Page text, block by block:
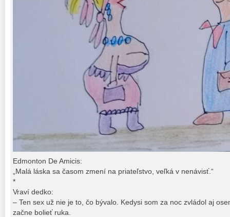
Edmonton De Amicis:
„Malá láska sa časom zmení na priateľstvo, veľká v nenávisť.“
*
Vraví dedko:
– Ten sex už nie je to, čo bývalo. Kedysi som za noc zvládol aj
začne bolieť ruka.